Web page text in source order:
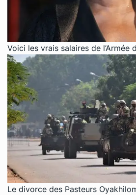
Voici les vrais salaires de l’Armée
Le divorce des Pasteurs